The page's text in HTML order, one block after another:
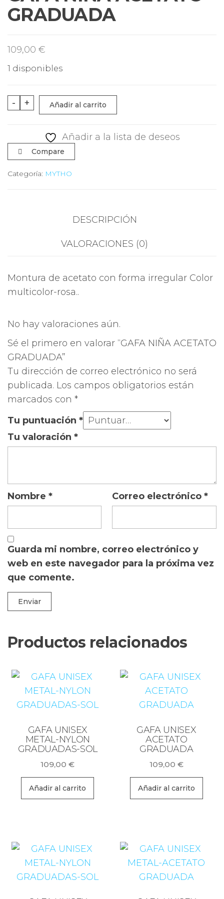
S
GRADUADA
109,00 €
1 disponibles
-
GAFA
NIÑA
GRADUADA
cantidad
+ Añadir al carrito
Añadir a la lista de deseos
Compare
Categoría: MYTHO
DESCRIPCIÓN
VALORACIONES (0)
Montura de acetato con forma irregular Color
multicolor-rosa..
No hay valoraciones aún.
Sé el primero en valorar “GAFA NIÑA ACETATO
GRADUADA”
Tu dirección de correo electrónico no será
publicada. Los campos obligatorios están
marcados con *
Tu puntuación *
Tu valoración *
Nombre * Correo electrónico *
Guarda mi nombre, correo electrónico y
web en este navegador para la próxima vez
que comente.
Productos relacionados
GAFA UNISEX
METAL-NYLON
GRADUADAS-SOL
109,00€
Añadir al carrito
GAFA UNISEX
ACETATO
GRADUADA
109,00 €
Añadir al carrito